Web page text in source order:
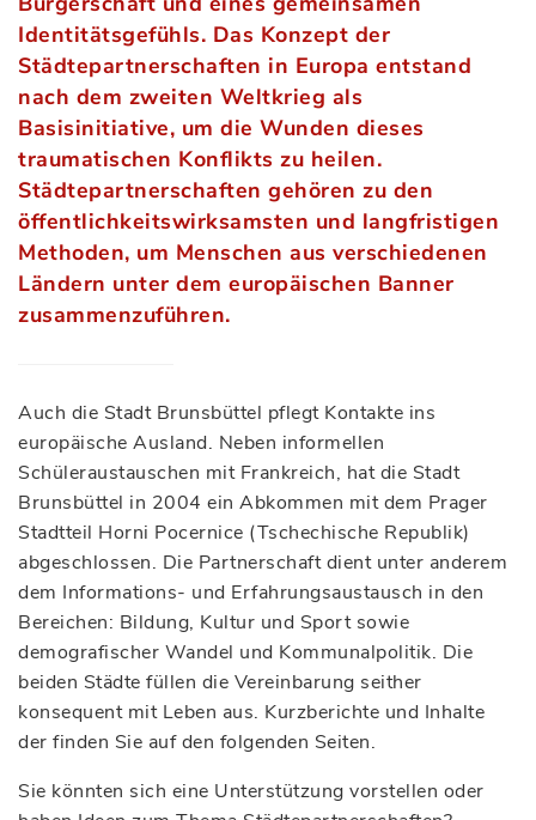
Identitätsgefühls. Das Konzept der
Städtepartnerschaften in Europa entstand
nach dem zweiten Weltkrieg als
Basisinitiative, um die Wunden dieses
traumatischen Konflikts zu heilen.
Städtepartnerschaften gehören zu den
öffentlichkeitswirksamsten und langfristigen
Methoden, um Menschen aus verschiedenen
Ländern unter dem europäischen Banner
zusammenzuführen.
Auch die Stadt Brunsbüttel pflegt Kontakte ins
europäische Ausland. Neben informellen
Schüleraustauschen mit Frankreich, hat die Stadt
Brunsbüttel in 2004 ein Abkommen mit dem Prager
Stadtteil Horni Pocernice (Tschechische Republik)
abgeschlossen. Die Partnerschaft dient unter anderem
dem Informations- und Erfahrungsaustausch in den
Bereichen: Bildung, Kultur und Sport sowie
demografischer Wandel und Kommunalpolitik. Die
beiden Städte füllen die Vereinbarung seither
konsequent mit Leben aus. Kurzberichte und Inhalte
der finden Sie auf den folgenden Seiten.
Sie könnten sich eine Unterstützung vorstellen oder